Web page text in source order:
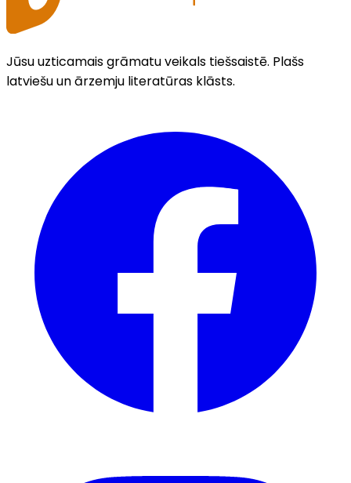
Jūsu uzticamais grāmatu veikals tiešsaistē. Plašs
latviešu un ārzemju literatūras klāsts.